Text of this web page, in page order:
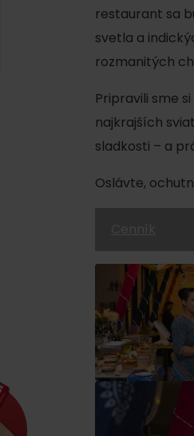
ZOZNAM INFOCENTIER
Program pre
Konferenčné
Teambuildingy
Demänovská dolina
Leto pod Chopkom
PODUJATIA
Zimná turistika
restaurant sa
svetla a
rozmanitých
Pripravili sme
najkrajších
sladkosti – a
Oslávte,